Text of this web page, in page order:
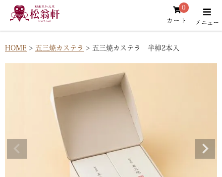
カート
0
HOME 五三焼カステラ 五三焼カステラ 半棹2本入